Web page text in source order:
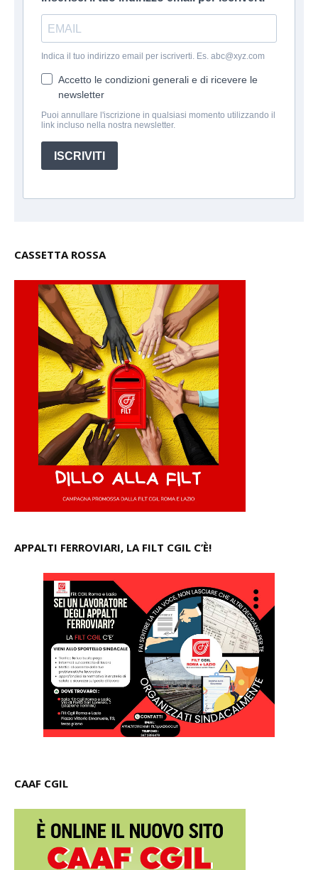
Indica il tuo indirizzo email per iscriverti. Es. abc@xyz.com
Accetto le condizioni generali e di ricevere le
newsletter
Puoi annullare l'iscrizione in qualsiasi momento utilizzando il
link incluso nella nostra newsletter.
ISCRIVITI
CASSETTA ROSSA
APPALTI FERROVIARI, LA FILT CGIL C’È!
CAAF CGIL